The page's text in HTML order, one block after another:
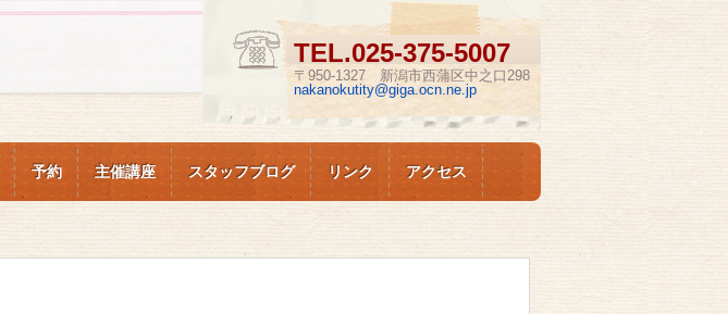
TEL.025-375-5007
〒950-1327 新潟市西蒲区中之口298
nakanokutity@giga.ocn.ne.jp
予約 主催講座 スタッフブログ リンク アクセス